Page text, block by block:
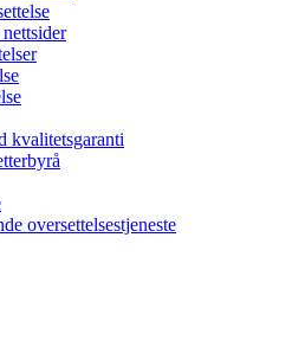
kvalitetsgaranti
oversettelsestjeneste